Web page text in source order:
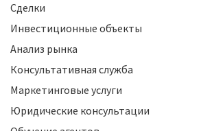
Сделки
Инвестиционные объекты
Анализ рынка
Консультативная служба
Маркетинговые услуги
Юридические консультации